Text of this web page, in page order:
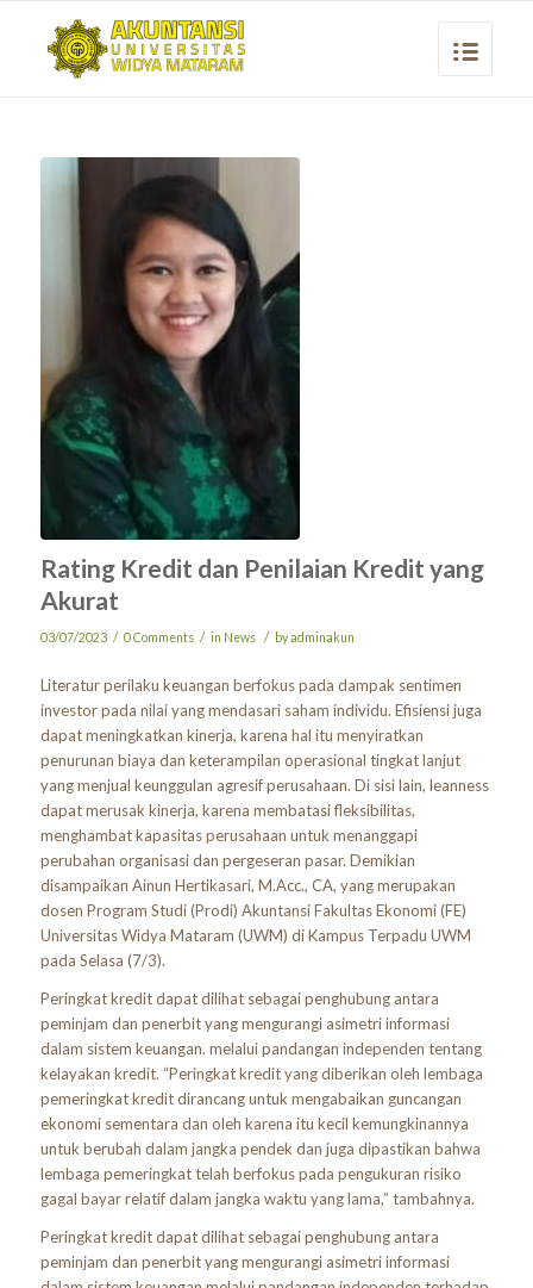
Rating Kredit dan Penilaian Kredit yang
Akurat
03/07/2023 / 0 Comments / in News / byadminakun
Literatur perilaku keuangan berfokus pada dampak sentimen
investor pada nilai yang mendasari saham individu. Efisiensi juga
dapat meningkatkan kinerja, karena hal itu menyiratkan
penurunan biaya dan keterampilan operasional tingkat lanjut
yang menjual keunggulan agresif perusahaan. Di sisi lain, leanness
dapat merusak kinerja, karena membatasi fleksibilitas,
menghambat kapasitas perusahaan untuk menanggapi
perubahan organisasi dan pergeseran pasar. Demikian
disampaikan Ainun Hertikasari, M.Acc., CA, yang merupakan
dosen Program Studi (Prodi) Akuntansi Fakultas Ekonomi (FE)
Universitas Widya Mataram (UWM) di Kampus Terpadu UWM
pada Selasa (7/3).
Peringkat kredit dapat dilihat sebagai penghubung antara
peminjam dan penerbit yang mengurangi asimetri informasi
dalam sistem keuangan. melalui pandangan independen tentang
kelayakan kredit. “Peringkat kredit yang diberikan oleh lembaga
pemeringkat kredit dirancang untuk mengabaikan guncangan
ekonomi sementara dan oleh karena itu kecil kemungkinannya
untuk berubah dalam jangka pendek dan juga dipastikan bahwa
lembaga pemeringkat telah berfokus pada pengukuran risiko
gagal bayar relatif dalam jangka waktu yang lama,” tambahnya.
Peringkat kredit dapat dilihat sebagai penghubung antara
peminjam dan penerbit yang mengurangi asimetri informasi